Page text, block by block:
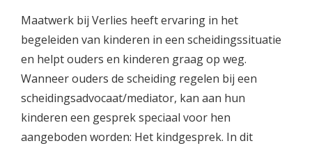
Maatwerk bij Verlies heeft ervaring in het
begeleiden van kinderen in een scheidingssituatie
en helpt ouders en kinderen graag op weg.
Wanneer ouders de scheiding regelen bij een
scheidingsadvocaat/mediator, kan aan hun
kinderen een gesprek speciaal voor hen
aangeboden worden: Het kindgesprek. In dit